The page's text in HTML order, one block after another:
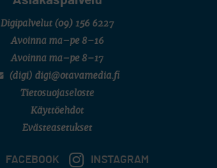
Digipalvelut (09) 156 6227
Avoinna ma–pe 8–16
Avoinna ma–pe 8–17
(digi) digi@otavamedia.fi
Tietosuojaseloste
Käyttöehdot
Evästeasetukset
FACEBOOK INSTAGRAM